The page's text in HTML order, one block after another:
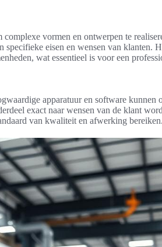
vormen en ontwerpen te
eisen en wensen van klanten.
wat essentieel is voor een
apparatuur en software kunnen
exact naar wensen van de klant
van kwaliteit en afwerking bereiken.